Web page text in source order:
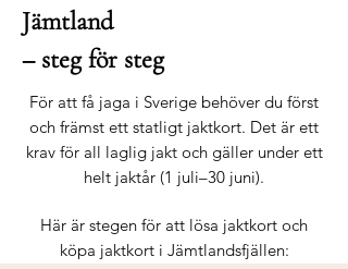
Jämtland
– steg för steg
För att få jaga i Sverige behöver du först
och främst ett statligt jaktkort. Det är ett
krav för all laglig jakt och gäller under ett
helt jaktår (1 juli–30 juni).
Här är stegen för att lösa jaktkort och
köpa jaktkort i Jämtlandsfjällen: